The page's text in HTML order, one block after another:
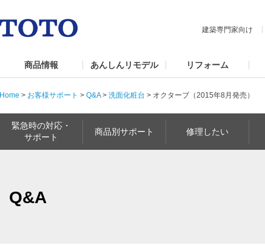
建築専門家向け
商品情報 あんしんリモデル リフォーム
Home > お客様サポート > Q&A> 洗面化粧台 > オクターブ（2015年8月発売）
緊急時の対応・
サポート
商品別サポート 修理したい
Q&A